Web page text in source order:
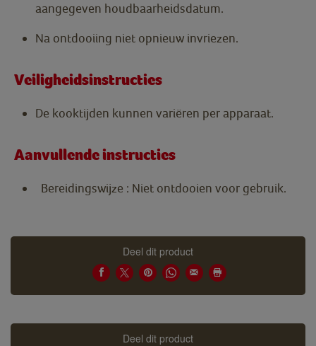
aangegeven houdbaarheidsdatum.
Na ontdooiing niet opnieuw invriezen.
Veiligheidsinstructies
De kooktijden kunnen variëren per apparaat.
Aanvullende instructies
Bereidingswijze : Niet ontdooien voor gebruik.
Deel dit product
Deel dit product